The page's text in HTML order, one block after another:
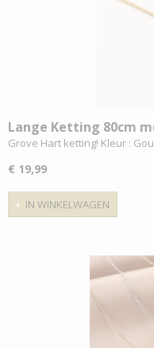
Lange Ketting 80cm
Grove Hart ketting! Kleur :
€ 19,99
IN WINKELWAGEN